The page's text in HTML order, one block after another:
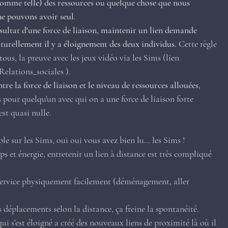
telle) des ressources ou quelque chose que nous
pouvons avoir seul.
d'une force de liaison, maintenir un lien demande
il y a éloignement des deux individus. Cette règle
la preuve avec les jeux vidéo via les Sims (lien
).
la force de liaison et le niveau de ressources allouées,
quelqu'un avec qui on a une force de liaison forte
quasi nulle.
sur les Sims, oui oui vous avez bien lu… les Sims !
et énergie, entretenir un lien à distance est très compliqué
physiquement facilement (déménagement, aller
selon la distance, ça freine la spontanéité.
s’est éloigné a créé des nouveaux liens de proximité là où il